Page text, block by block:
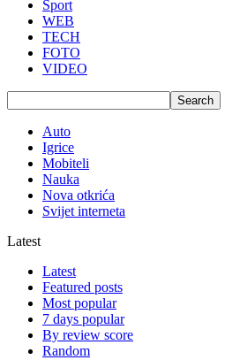
Sport
WEB
TECH
FOTO
VIDEO
Auto
Igrice
Mobiteli
Nauka
Nova otkrića
Svijet interneta
Latest
Latest
Featured posts
Most popular
7 days popular
By review score
Random